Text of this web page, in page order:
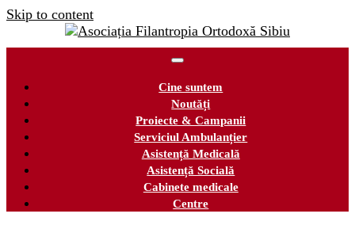
Skip to content
Cine suntem
Noutăți
Proiecte & Campanii
Serviciul Ambulanțier
Asistență Medicală
Asistență Socială
Cabinete medicale
Centre